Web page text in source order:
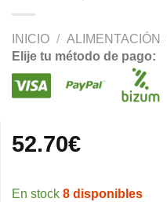
INICIO / ALIMENTACIÓN
Elije tu método de pago:
52.70€
8 disponibles